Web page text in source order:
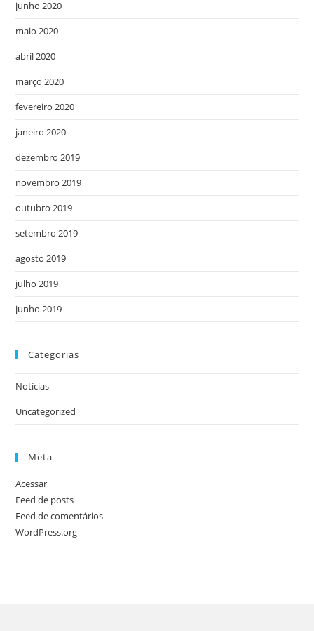
junho 2020
maio 2020
abril 2020
março 2020
fevereiro 2020
janeiro 2020
dezembro 2019
novembro 2019
outubro 2019
setembro 2019
agosto 2019
julho 2019
junho 2019
Categorias
Notícias
Uncategorized
Meta
Acessar
Feed de posts
Feed de comentários
WordPress.org